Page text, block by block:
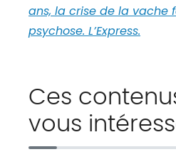
ans, la crise de la vache
psychose. L’Express.
Ces
vous